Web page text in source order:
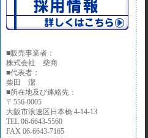
■販売事業者：
株式会社 柴商
■代表者：
柴田 潔
■所在地及び連絡先：
〒556-0005
大阪市浪速区日本橋 4-14-13
TEL 06-6643-5560
FAX 06-6643-7165